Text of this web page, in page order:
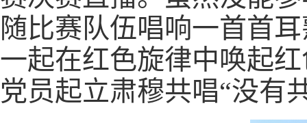
随比赛队伍唱响一首首
一起在红色旋律中唤起
党员起立肃穆共唱“没有